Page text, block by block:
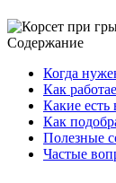
Содержание
Когда
Как
Какие
Как
Полезные
Частые